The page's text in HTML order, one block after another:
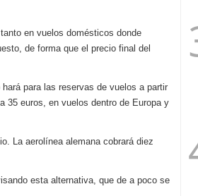
en vuelos domésticos donde
de forma que el precio final del
para las reservas de vuelos a partir
35 euros, en vuelos dentro de Europa y
La aerolínea alemana cobrará diez
esta alternativa, que de a poco se